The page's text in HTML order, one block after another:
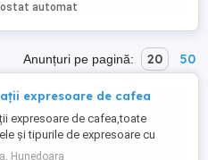
automat
Anunțuri pe pagină: 20 50
expresoare de cafea
expresoare de cafea,toate
și tipurile de expresoare cu
Hunedoara